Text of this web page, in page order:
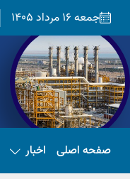
جمعه 16 مرداد 1405
صفحه اصلی اخبار